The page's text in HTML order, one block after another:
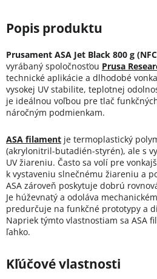
Prusament ASA Jet Black 800 g
vyrábaný spoločnosťou Prusa
technické aplikácie a dlhodobé
vysokej UV stabilite, teplotnej
je ideálnou voľbou pre tlač
náročným podmienkam.
ASA filament je termoplastický
(akrylonitril-butadién-styrén), ale s
UV žiareniu. Často sa volí pre
k vystaveniu slnečnému žiareniu a
ASA zároveň poskytuje dobrú
Je húževnatý a odoláva
predurčuje na funkčné prototypy a
Napriek týmto vlastnostiam sa ASA
ľahko.
Kľúčové vlastnosti